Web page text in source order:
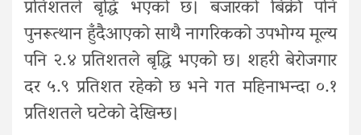
प्रतिशतले बृद्धि भएको छ। बजारको बिक्री पनि
पुनरूत्थान हुँदैआएको साथै नागरिकको उपभोग्य मूल्य
पनि २.४ प्रतिशतले बृद्धि भएको छ। शहरी बेरोजगार
दर ५.९ प्रतिशत रहेको छ भने गत महिनाभन्दा ०.१
प्रतिशतले घटेको देखिन्छ।